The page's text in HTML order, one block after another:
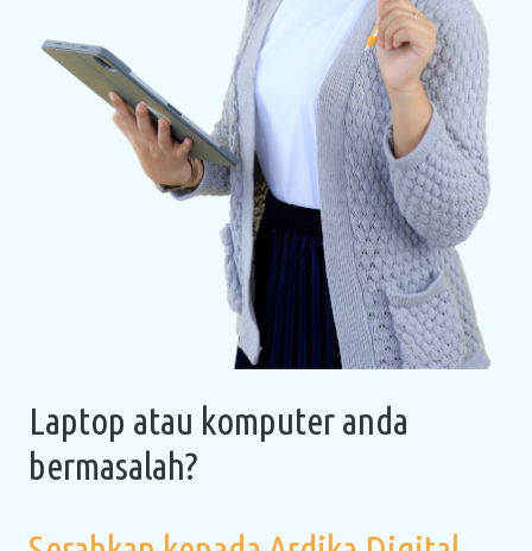
Laptop atau komputer anda
bermasalah?